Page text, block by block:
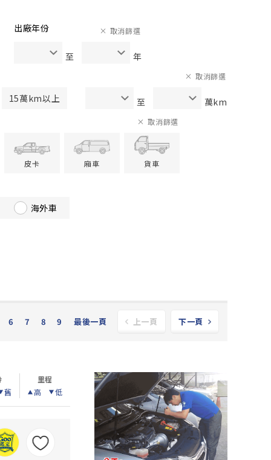
出廠年份
至 年
取消篩選
15萬km以上 至 萬km
取消篩選
皮卡 廂車 貨車
取消篩選
海外車
6 7 8 9 最後一頁 上一頁 下一頁
舊
里程
高
低